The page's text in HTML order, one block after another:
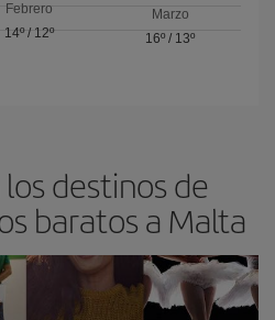
Febrero
14º/ 12º
Marzo
16º / 13º
destinos de
baratos a Malta